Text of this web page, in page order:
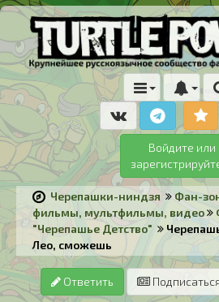
Войдите или
Черепашки-ниндзя Фан-
фильмы, мультфильмы, видео
"Черепашье Детство"
Лео, сможешь
Ответить